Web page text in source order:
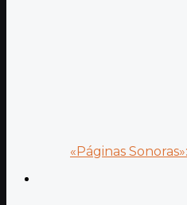
«Páginas